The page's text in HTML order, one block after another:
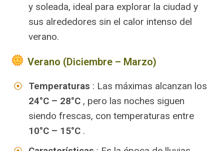
y soleada, ideal para explorar la ciudad y
sus alrededores sin el calor intenso del
verano.
Verano (Diciembre – Marzo)
Temperaturas : Las máximas alcanzan los
24°C – 28°C , pero las noches siguen
siendo frescas, con temperaturas entre
10°C – 15°C .